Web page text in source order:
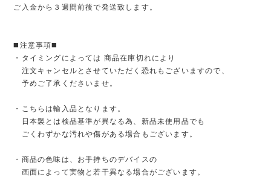
ご入金から３週間前後で発送致します。
◼️注意事項◼️
・タイミングによっては 商品在庫切れにより
注文キャンセルとさせていただく恐れもございますので、
予めご了承くださいませ。
・こちらは輸入品となります。
日本製とは検品基準が異なる為、新品未使用品でも
ごくわずかな汚れや傷がある場合もございます。
・商品の色味は、お手持ちのデバイスの
画面によって実物と若干異なる場合がございます。